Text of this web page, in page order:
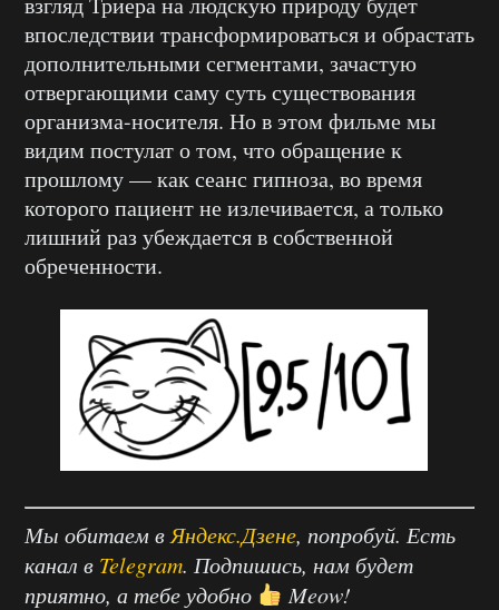
впоследствии трансформироваться и обрастать
дополнительными сегментами, зачастую
отвергающими саму суть существования
организма-носителя. Но в этом фильме мы
видим постулат о том, что обращение к
прошлому — как сеанс гипноза, во время
которого пациент не излечивается, а только
лишний раз убеждается в собственной
обреченности.
Мы обитаем в Яндекс.Дзене, попробуй. Есть
канал в Telegram. Подпишись, нам будет
приятно, а тебе удобно
Meow!